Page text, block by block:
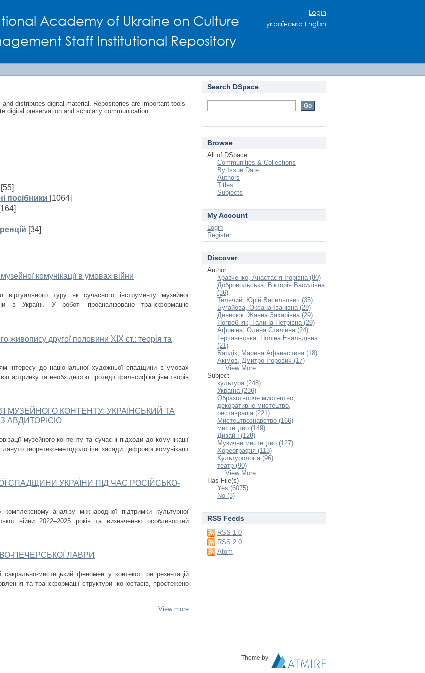
Academy of Ukraine on Culture
Staff Institutional Repository
Login
українська English
distributes digital material. Repositories are important tools
digital preservation and scholarly communication.
[55]
посібники [1064]
[164]
[34]
комунікації в умовах війни
віртуального туру як сучасного інструменту музейної
в Україні. У роботі проаналізовано трансформацію
живопису другої половини ХІХ ст.: теорія та
інтересу до національної художньої спадщини в умовах
артринку та необхідністю протидії фальсифікаціям творів
МУЗЕЙНОГО КОНТЕНТУ: УКРАЇНСЬКИЙ ТА
З АВДИТОРІЄЮ
музейного контенту та сучасні підходи до комунікації
теоретико-методологічні засади цифрової комунікації
СПАДЩИНИ УКРАЇНИ ПІД ЧАС РОСІЙСЬКО-
аналізу міжнародної підтримки культурної
війни 2022–2025 років та визначенню особливостей
ПЕЧЕРСЬКОЇ ЛАВРИ
мистецький феномен у контексті репрезентацій
та трансформації структури іконостасів, простежено
View more
Search DSpace
Browse
All of DSpace
Communities & Collections
By Issue Date
Authors
Titles
Subjects
My Account
Login
Register
Discover
Author
Кравченко, Анастасія Ігорівна (80)
Добровольська, Вікторія Василівна
(36)
Телячий, Юрій Васильович (35)
Бугайова, Оксана Іванівна (29)
Денисюк, Жанна Захарівна (29)
Погребняк, Галина Петрівна (29)
Афоніна, Олена Сталівна (24)
Герчанівська, Поліна Евальдівна
(21)
Бардік, Марина Афанасіївна (18)
Акімов, Дмитро Ігорович (17)
... View More
Subject
культура (248)
Україна (236)
Образотворче мистецтво,
декоративне мистецтво,
реставрація (221)
Мистецтвознавство (166)
мистецтво (149)
Дизайн (128)
Музичне мистецтво (127)
Хореографія (113)
Культурологія (96)
театр (90)
... View More
Has File(s)
Yes (6075)
No (3)
RSS Feeds
RSS 1.0
RSS 2.0
Atom
Theme by